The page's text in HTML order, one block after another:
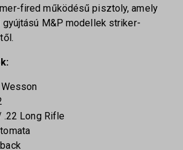
fired működésű pisztoly, amely
M&P modellek striker-
.22 Long Rifle